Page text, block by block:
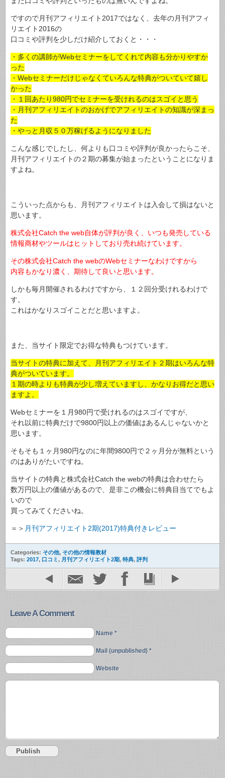
ですので月刊アフィリエイト2017ではなく、去年の月刊アフィ
リエイト2016の
口コミや評判を少しだけ紹介しておくと・・・
・多くの講師がWebセミナーをしてくれて内容も分かりやすか
った
・Webセミナーだけじゃなくていろんな特典がついていて嬉し
かった
・１回あたり980円でセミナーを受けれるのはスゴイと思う
・月刊アフィリエイトのおかげでアフィリエイトの知識が深まっ
た
・やっと月収５０万稼げるようになりました
こんな感じでしたし、何よりも口コミや評判が良かったらこそ、
月刊アフィリエイトの２期の募集が始まったということになりま
すよね。
こういった点からも、月刊アフィリエイトは入会して損はないと
思います。
株式会社Catch the web自体が評判が良く、いつも発売している
情報商材やツールはヒットしており売れ続けています。
その株式会社Catch the webのWebセミナーなわけですから
内容もかなり濃く、期待して良いと思います。
しかも毎月開催されるわけですから、１２回分受けれるわけで
す。
これはかなりスゴイことだと思いますよ。
また、当サイト限定でお得な特典もつけています。
当サイトの特典に加えて、月刊アフィリエイト２期はいろんな特
典がついています。
１期の時よりも特典が少し増えていますし、かなりお得だと思い
ますよ。
Webセミナーを１月980円で受けれるのはスゴイですが、
それ以前に特典だけで9800円以上の価値はあるんじゃないかと
思います。
そもそも１ヶ月980円なのに年間9800円で２ヶ月分が無料という
のはありがたいですね。
当サイトの特典と株式会社Catch the webの特典は合わせたら
数万円以上の価値があるので、是非この機会に特典目当てでもよ
いので
買ってみてくださいね。
＝＞ 月刊アフィリエイト2期(2017)特典付きレビュー
Categories: その他, その他の情報教材
Tags: 2017, 口コミ , 月刊アフィリエイト2期, 特典, 評判
Leave A Comment
Name *
Mail (unpublished) *
Website